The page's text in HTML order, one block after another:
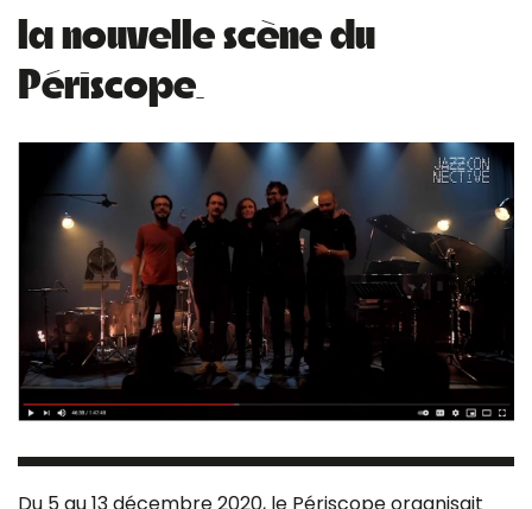
la nouvelle scène du
Périscope.